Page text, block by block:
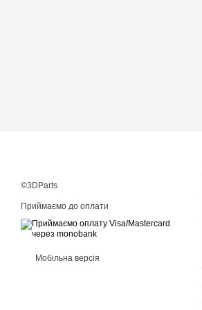
©3DParts
Приймаємо до оплати
Мобільна версія